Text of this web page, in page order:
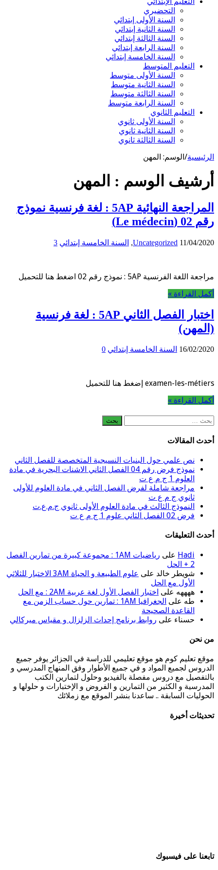
التحضيري
السنة الأولى إبتدائي
السنة الثانية إبتدائي
السنة الثالثة إبتدائي
السنة الرابعة إبتدائي
السنة الخامسة إبتدائي
التعليم المتوسط
السنة الأولى متوسط
السنة الثانية متوسط
السنة الثالثة متوسط
السنة الرابعة متوسط
التعليم الثانوي
السنة الأولى ثانوي
السنة الثانية ثانوي
السنة الثالثة ثانوي
الرئيسية/الوسم: المهن
أرشيف الوسم : المهن
المراجعة النهائية 5AP : لغة فرنسية نموذج
رقم 02 (Le médecin)
11/04/2020
Uncategorized
, السنة الخامسة إبتدائي 3
مراجعة اللغة الفرنسية 5AP : نموذج رقم 02 اضغط هنا للتحميل
أكمل القراءة »
اختبار الفصل الثاني 5AP : لغة فرنسية
(المهن)
16/02/2020 السنة الخامسة إبتدائي 0
examen-les-métiers إضغط هنا للتحميل
أكمل القراءة »
البحث
عن:
أحدث المقالات
نص علمي حول البنيات النسيجية المتخصصة للفصل الثاني
نموذج فرض رقم 04 الفصل الثاني الاشنات البحرية في مادة
العلوم 1 ج م ع ت
مراجعة شاملة لفرض الفصل الثاني في مادة العلوم للأولى
ثانوي ج م ع ت
النموذج الثالث في مادة العلوم الأولى ثانوي ج.م.ع.ت
فرض 02 الفصل الثاني علوم 1 ج م ع ت
أحدث التعليقات
Hadi على
رياضيات 1AM : مجموعة كبيرة من تمارين الفصل
2 + الحل
شويطر خالد على
علوم الطبيعة و الحياة 3AM الاختبار للثلاثي
الأول مع الحل
ههههه على اختبار الفصل الأول لغة عربية 2AM : مع الحل
طه على
الجغرافيا 1AM : تمارين حول حساب الزمن مع
القاعدة الصحيحة
حسناء على روابط برنامج إحداث الزلزال و مقياس ميركالي
من نحن
موقع تعليم كوم هو موقع تعليمي للدراسة في الجزائر يوفر جميع
الدروس لجميع المواد و في جميع الأطوار وفق المنهاج المدرسي و
بالتفصيل مع دروس مفصلة بالفيديو وحلول لتمارين الكتب
المدرسية و الكثير من التمارين و الفروض و الإختبارات و حلولها و
الحوليات السابقة .. ساعدنا بنشر الموقع مع زملائك
تحديثات أخيرة
تابعنا على فيسبوك